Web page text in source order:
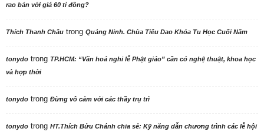
rao bán với giá 60 tỉ đồng?
Thích Thanh Châu trong Quảng Ninh. Chùa Tiêu Dao Khóa Tu Học Cuối Năm
tonydo trong TP.HCM: “Văn hoá nghi lễ Phật giáo” cần có nghệ thuật, khoa học
và hợp thời
tonydo trong Đừng vô cảm với các thầy trụ trì
tonydo trong HT.Thích Bửu Chánh chia sẻ: Kỹ năng dẫn chương trình các lễ hội